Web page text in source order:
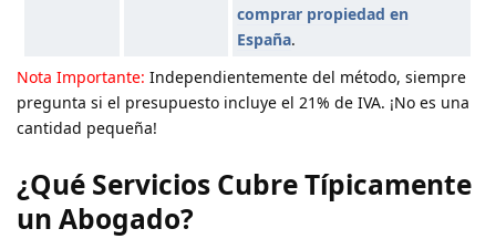
comprar propiedad en
España.
Nota Importante: Independientemente del método, siempre
pregunta si el presupuesto incluye el 21% de IVA. ¡No es una
cantidad pequeña!
¿Qué Servicios Cubre Típicamente
un Abogado?